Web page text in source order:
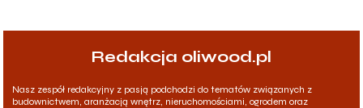
Redakcja oliwood.pl
Nasz zespół redakcyjny z pasją podchodzi do tematów związanych z
budownictwem, aranżacją wnętrz, nieruchomościami, ogrodem oraz